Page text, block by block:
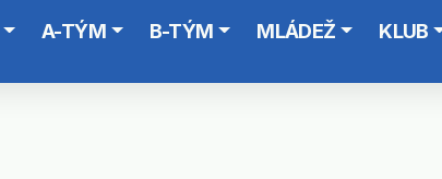
A-TÝM B-TÝM MLÁDEŽ KLUB